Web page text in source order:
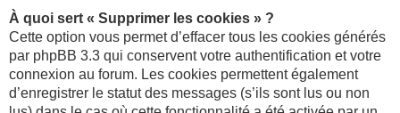
À quoi sert « Supprimer les cookies » ?
Cette option vous permet d’effacer tous les cookies générés
par phpBB 3.3 qui conservent votre authentification et votre
connexion au forum. Les cookies permettent également
d’enregistrer le statut des messages (s’ils sont lus ou non